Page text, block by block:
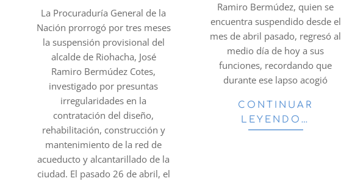
27La Procuraduría General de la
Nación prorrogó por tres meses
la suspensión provisional del
alcalde de Riohacha, José
Ramiro Bermúdez Cotes,
investigado por presuntas
irregularidades en la
contratación del diseño,
rehabilitación, construcción y
mantenimiento de la red de
acueducto y alcantarillado de la
ciudad. El pasado 26 de abril, el
Ramiro Bermúdez, quien se
encuentra suspendido desde el
mes de abril pasado, regresó al
medio día de hoy a sus
funciones, recordando que
durante ese lapso acogió
CONTINUAR
LEYENDO…